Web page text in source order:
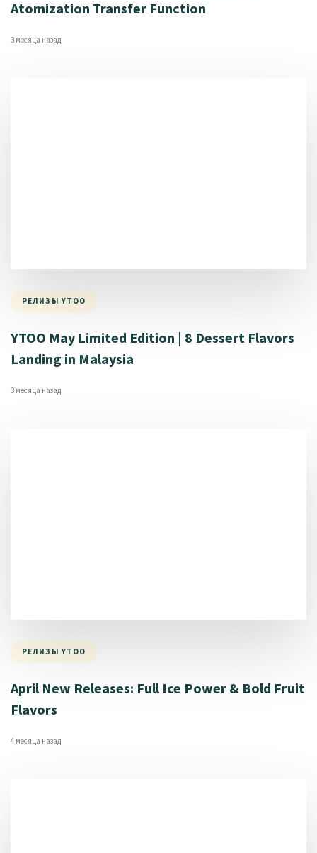
Atomization Transfer Function
3 месяца назад
РЕЛИЗЫ YTOO
YTOO May Limited Edition | 8 Dessert Flavors
Landing in Malaysia
3 месяца назад
РЕЛИЗЫ YTOO
April New Releases: Full Ice Power & Bold Fruit
Flavors
4 месяца назад